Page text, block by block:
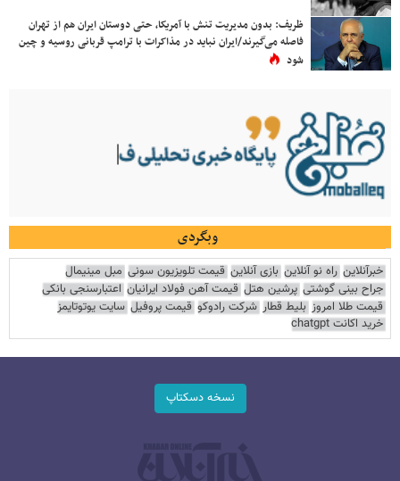
ظریف: بدون مدیریت تنش با آمریکا، حتی دوستان ایران هم از تهران
فاصله می‌گیرند/ایران نباید در مذاکرات با ترامپ قربانی روسیه و چین
شود
وبگردی
خبرآنلاین راه نو آنلاین بازی آنلاین قیمت تلویزیون سونی مبل مینیمال
جراح بینی گوشتی پرشین هتل قیمت آهن فولاد ایرانیان اعتبارسنجی بانکی
قیمت طلا امروز بلیط قطار شرکت رادوکو قیمت پروفیل سایت یوتوتایمز
خرید اکانت chatgpt
نسخه دسکتاپ